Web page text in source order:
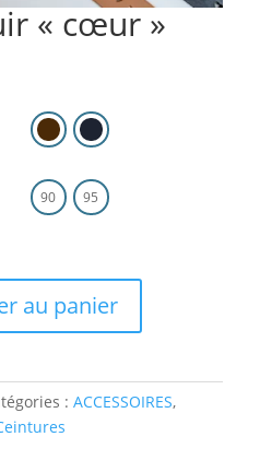
« cœur »
90 95
au panier
: ACCESSOIRES,